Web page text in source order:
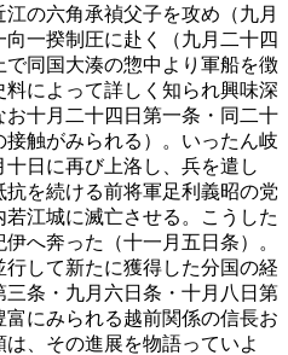
の六角承禎父子を攻め（九月
一揆制圧に赴く（九月二十四
同国大湊の惣中より軍船を徴
によって詳しく知られ興味深
十月二十四日第一条・同二十
触がみられる）。いったん岐
日に再び上洛し、兵を遣し
を続ける前将軍足利義昭の党
江城に滅亡させる。こうした
へ奔った（十一月五日条）。
して新たに獲得した分国の経
条・九月六日条・十月八日第
にみられる越前関係の信長お
、その進展を物語っていよ